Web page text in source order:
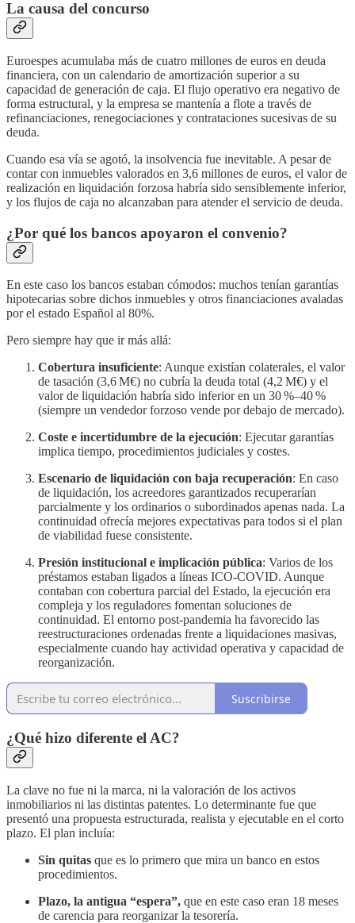
La causa del concurso
Euroespes acumulaba más de cuatro millones de euros en deuda
financiera, con un calendario de amortización superior a su
capacidad de generación de caja. El flujo operativo era negativo de
forma estructural, y la empresa se mantenía a flote a través de
refinanciaciones, renegociaciones y contrataciones sucesivas de su
deuda.
Cuando esa vía se agotó, la insolvencia fue inevitable. A pesar de
contar con inmuebles valorados en 3,6 millones de euros, el valor de
realización en liquidación forzosa habría sido sensiblemente inferior,
y los flujos de caja no alcanzaban para atender el servicio de deuda.
¿Por qué los bancos apoyaron el convenio?
En este caso los bancos estaban cómodos: muchos tenían garantías
hipotecarias sobre dichos inmuebles y otros financiaciones avaladas
por el estado Español al 80%.
Pero siempre hay que ir más allá:
Cobertura insuficiente: Aunque existían colaterales, el valor
de tasación (3,6 M€) no cubría la deuda total (4,2 M€) y el
valor de liquidación habría sido inferior en un 30 %–40 %
(siempre un vendedor forzoso vende por debajo de mercado).
Coste e incertidumbre de la ejecución: Ejecutar garantías
implica tiempo, procedimientos judiciales y costes.
Escenario de liquidación con baja recuperación: En caso
de liquidación, los acreedores garantizados recuperarían
parcialmente y los ordinarios o subordinados apenas nada. La
continuidad ofrecía mejores expectativas para todos si el plan
de viabilidad fuese consistente.
Presión institucional e implicación pública: Varios de los
préstamos estaban ligados a líneas ICO-COVID. Aunque
contaban con cobertura parcial del Estado, la ejecución era
compleja y los reguladores fomentan soluciones de
continuidad. El entorno post-pandemia ha favorecido las
reestructuraciones ordenadas frente a liquidaciones masivas,
especialmente cuando hay actividad operativa y capacidad de
reorganización.
Suscribirse
¿Qué hizo diferente el AC?
La clave no fue ni la marca, ni la valoración de los activos
inmobiliarios ni las distintas patentes. Lo determinante fue que
presentó una propuesta estructurada, realista y ejecutable en el corto
plazo. El plan incluía:
Sin quitas que es lo primero que mira un banco en estos
procedimientos.
Plazo, la antigua “espera”, que en este caso eran 18 meses
de carencia para reorganizar la tesorería.